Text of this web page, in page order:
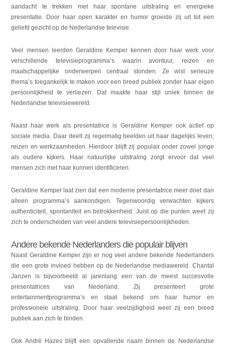
aandacht te trekken met haar spontane uitstraling en energieke
presentatie. Door haar open karakter en humor groeide zij uit tot een
geliefd gezicht op de Nederlandse televisie.
Veel mensen leerden Geraldine Kemper kennen door haar werk voor
verschillende televisieprogramma’s waarin avontuur, reizen en
maatschappelijke onderwerpen centraal stonden. Ze wist serieuze
thema’s toegankelijk te maken voor een breed publiek zonder haar eigen
persoonlijkheid te verliezen. Dat maakte haar stijl uniek binnen de
Nederlandse televisiewereld.
Naast haar werk als presentatrice is Geraldine Kemper ook actief op
sociale media. Daar deelt zij regelmatig beelden uit haar dagelijks leven,
reizen en werkzaamheden. Hierdoor blijft zij populair onder zowel jonge
als oudere kijkers. Haar natuurlijke uitstraling zorgt ervoor dat veel
mensen zich met haar kunnen identificeren.
Geraldine Kemper laat zien dat een moderne presentatrice meer doet dan
alleen programma’s aankondigen. Tegenwoordig verwachten kijkers
authenticiteit, spontaniteit en betrokkenheid. Juist op die punten weet zij
zich te onderscheiden van veel andere televisiepersoonlijkheden.
Andere bekende Nederlanders die populair blijven
Naast Geraldine Kemper zijn er nog veel andere bekende Nederlanders
die een grote invloed hebben op de Nederlandse mediawereld. Chantal
Janzen is bijvoorbeeld al jarenlang een van de meest succesvolle
presentatrices van Nederland. Zij presenteert grote
entertainmentprogramma’s en staat bekend om haar humor en
professionele uitstraling. Door haar veelzijdigheid weet zij een breed
publiek aan zich te binden.
Ook André Hazes blijft een opvallende naam binnen de Nederlandse